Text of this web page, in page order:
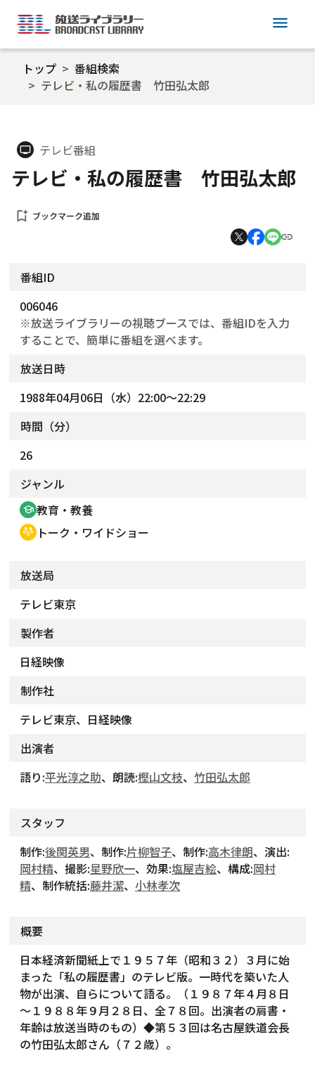
menu
トップ
番組検索
テレビ・私の履歴書 竹田弘太郎
tv テレビ番組
テレビ・私の履歴書 竹田弘太郎
bookmark_add ブックマーク追加
番組ID
006046
※放送ライブラリーの視聴ブースでは、番組IDを入力
することで、簡単に番組を選べます。
放送日時
1988年04月06日（水）22:00～22:29
時間（分）
26
ジャンル
school 教育・教養
adaptive_audio_mic トーク・ワイドショー
放送局
テレビ東京
製作者
日経映像
制作社
テレビ東京、日経映像
出演者
語り:平光淳之助、朗読:樫山文枝、 竹田弘太郎
スタッフ
制作:後関英男、制作:片柳智子、制作:高木律朗、演出:
岡村精、撮影:星野欣一、効果:塩屋吉絵、構成:岡村
精、制作統括:藤井潔、 小林孝次
概要
日本経済新聞紙上で１９５７年（昭和３２）３月に始
まった「私の履歴書」のテレビ版。一時代を築いた人
物が出演、自らについて語る。（１９８７年４月８日
～１９８８年９月２８日、全７８回。出演者の肩書・
年齢は放送当時のもの）◆第５３回は名古屋鉄道会長
の竹田弘太郎さん（７２歳）。